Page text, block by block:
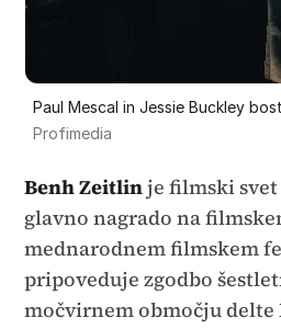
Paul Mescal in Jessie Buckley
Profimedia
Benh Zeitlinje filmski svet
glavno nagrado na
mednarodnem filmskem
pripoveduje zgodbo
močvirnem območju